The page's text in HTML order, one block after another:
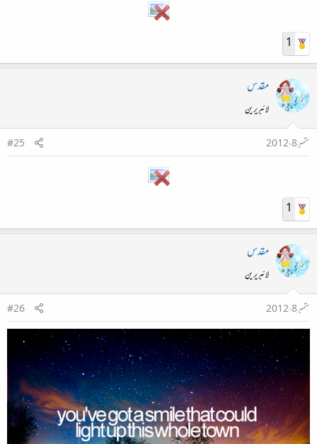
1
مقدس
لائبریرین
ستمبر 8، 2012
#25
1
مقدس
لائبریرین
ستمبر 8، 2012
#26